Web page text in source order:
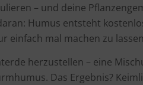
– und deine
Humus entsteht
einfach mal machen zu
herzustellen – eine
Das Ergebnis?